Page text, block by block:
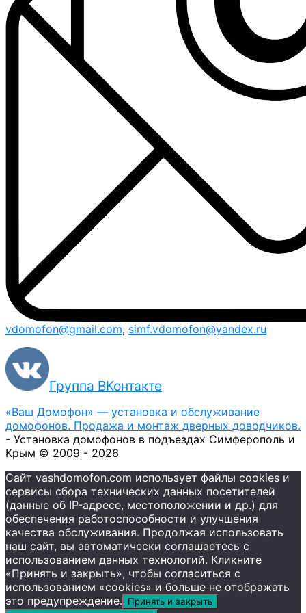
vdomofon@gmail.com, simf.vdomofon@yandex.ru
Группа ВКонтакте
«Ваш Домофон» — установка и обслуживание
домофонов. Продажа и монтаж дверных доводчиков.
- Установка домофонов в подъездах Симферополь и
Крым © 2009 - 2026
Сайт vashdomofon.com использует файлы cookies и
сервисы сбора технических данных посетителей
(данные об IP-адресе, местоположении и др.) для
обеспечения работоспособности и улучшения
качества обслуживания. Продолжая использовать
наш сайт, вы автоматически соглашаетесь с
использованием данных технологий. Кликните
«Принять и закрыть», чтобы согласиться с
использованием «cookies» и больше не отображать
это предупреждение.
Принять и закрыть